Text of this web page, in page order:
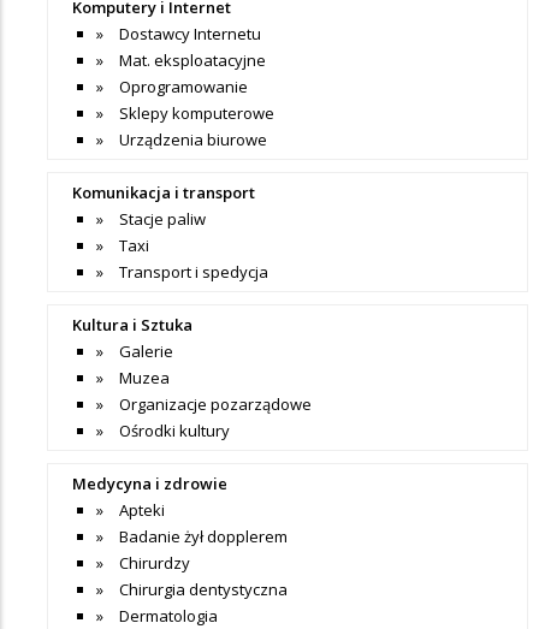
Komputery i Internet
Dostawcy Internetu
Mat. eksploatacyjne
Oprogramowanie
Sklepy komputerowe
Urządzenia biurowe
Komunikacja i transport
Stacje paliw
Taxi
Transport i spedycja
Kultura i Sztuka
Galerie
Muzea
Organizacje pozarządowe
Ośrodki kultury
Medycyna i zdrowie
Apteki
Badanie żył dopplerem
Chirurdzy
Chirurgia dentystyczna
Dermatologia